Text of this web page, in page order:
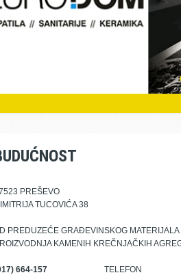
PREŠEVO
TUCOVIĆA 38
PREDUZEĆE GRAĐEVINSKOG MATERIJALA
KAMENIH KREČNJAČKIH
664-157
TELEFON